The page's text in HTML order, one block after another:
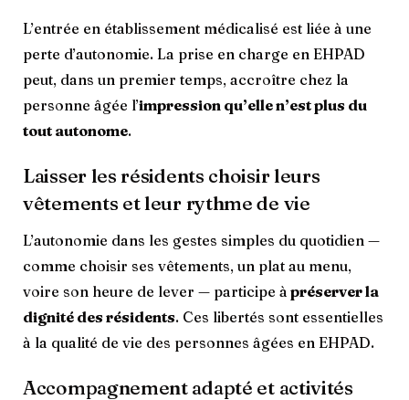
L’entrée en établissement médicalisé est liée à une
perte d’autonomie. La prise en charge en EHPAD
peut, dans un premier temps, accroître chez la
personne âgée l’impression qu’elle n’est plus du
tout autonome.
Laisser les résidents choisir leurs
vêtements et leur rythme de vie
L’autonomie dans les gestes simples du quotidien —
comme choisir ses vêtements, un plat au menu,
voire son heure de lever — participe à préserver la
dignité des résidents. Ces libertés sont essentielles
à la qualité de vie des personnes âgées en EHPAD.
Accompagnement adapté et activités